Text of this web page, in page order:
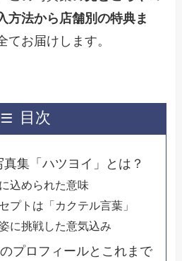
方法から店舗別の特典ま
てお届けします。
目次
集「ハツヨイ」とは？
込められた意味
プトは「カクテル言葉」
に挑戦した意気込み
プロフィールとこれまで